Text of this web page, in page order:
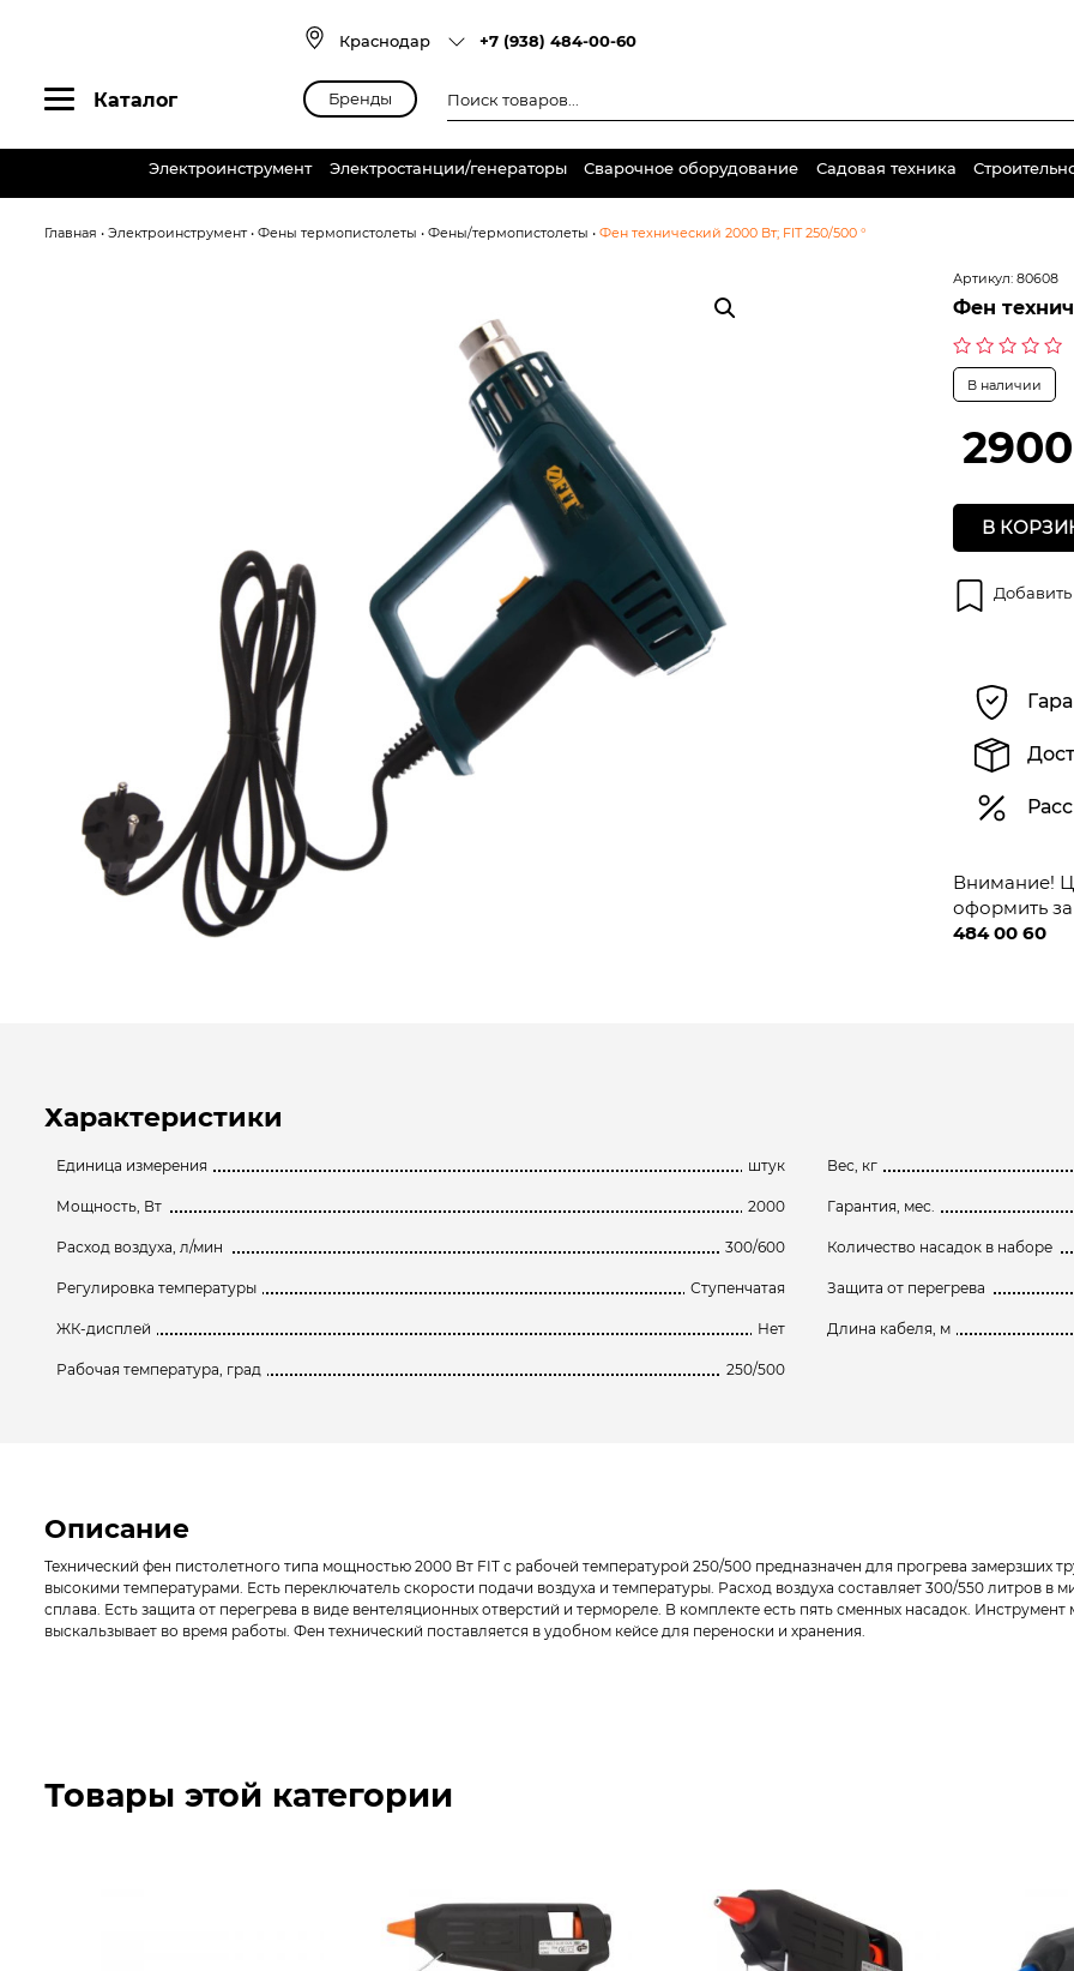
Краснодар +7 (938) 484-00-60
Каталог Бренды товаров
Электроинструмент Электростанции/генераторы Сварочное оборудование Садовая техника
Главная • Электроинструмент• Фены термопистолеты • Фены/термопистолеты • Фен технический 2000 Вт; FIT 250/500 °
Артикул:80608
Фен
Оценка
из
В наличии
В
Внимание!
оформить
484 00 60
Характеристики
Единица измерения штук
Мощность, Вт 2000
Расход воздуха, л/мин 300/600
Регулировка температуры Ступенчатая
ЖК-дисплей Нет
Рабочая температура, град 250/500
Вес, кг
Гарантия, мес.
Количество насадок в наборе
Защита от перегрева
Длина кабеля, м
Описание
Технический фен пистолетного типа мощностью 2000 Вт FIT с рабочей температурой 250/500 предназначен для прогрева замерзших
высокими температурами. Есть переключатель скорости подачи воздуха и температуры. Расход воздуха составляет 300/550 литров
сплава. Есть защита от перегрева в виде вентеляционных отверстий и термореле. В комплекте есть пять сменных насадок.
выскальзывает во время работы. Фен технический поставляется в удобном кейсе для переноски и хранения.
Товары этой категории